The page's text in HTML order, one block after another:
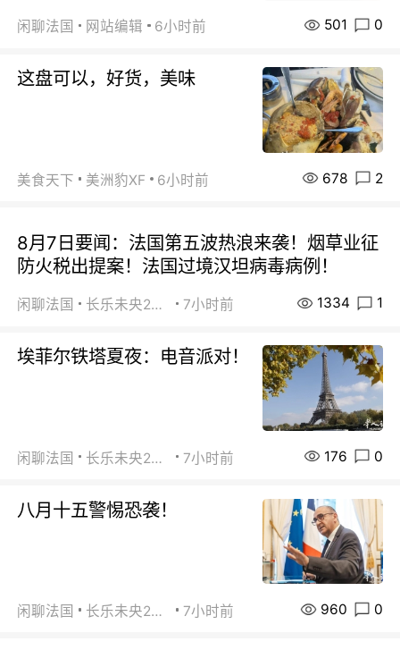
闲聊法国 网站编辑 6小时前 501 0
这盘可以，好货，美味
美食天下 美洲豹XF 6小时前 678 2
8月7日要闻：法国第五波热浪来袭！烟草业征
防火税出提案！法国过境汉坦病毒病例！
闲聊法国 长乐未央2015 7小时前 1334 1
埃菲尔铁塔夏夜：电音派对！
闲聊法国 长乐未央2015 7小时前 176 0
八月十五警惕恐袭！
闲聊法国 长乐未央2015 7小时前 960 0